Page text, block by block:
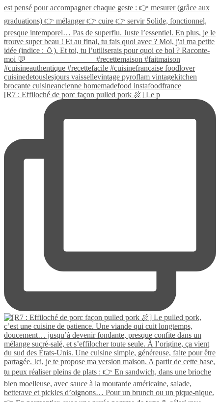
[R7 : Effiloché de porc façon pulled pork 🍖] Le p